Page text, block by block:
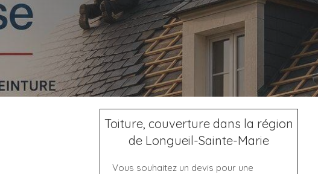
Toiture, couverture dans la région
de Longueil-Sainte-Marie
Vous souhaitez un devis pour une